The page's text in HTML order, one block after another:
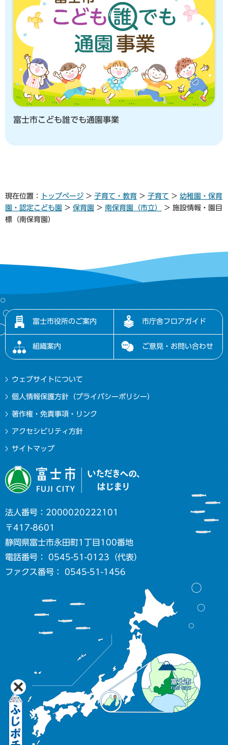
富士市こども誰でも通園事業
現在位置： トップページ > 子育て・教育 > 子育て > 幼稚園・保育
園・認定こども園 > 保育園 > 南保育園（市立）
> 施設情報・園目
標（南保育園）
富士市役所のご案内 市庁舎フロアガイド
組織案内 ご意見・お問い合わせ
ウェブサイトについて
個人情報保護方針（プライバシーポリシー）
著作権・免責事項・リンク
アクセシビリティ方針
サイトマップ
法人番号：2000020222101
〒417-8601
静岡県富士市永田町1丁目100番地
電話番号： 0545-51-0123（代表）
ファクス番号： 0545-51-1456